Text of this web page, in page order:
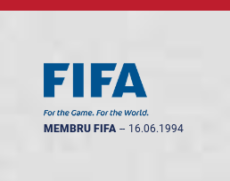
MEMBRU FIFA -- 16.06.1994